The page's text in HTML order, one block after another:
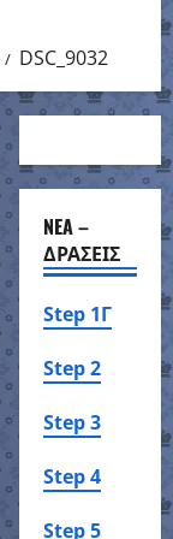
DSC_9032
NEA –
ΔΡΑΣΕΙΣ
Step 1Γ
Step 2
Step 3
Step 4
Step 5